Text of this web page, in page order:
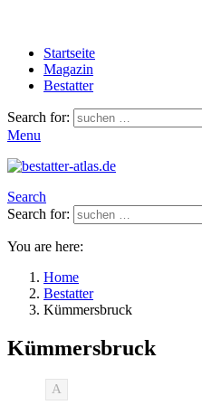
Startseite
Magazin
Bestatter
Search for:
Menu
Search
Search for:
You are here:
Home
Bestatter
Kümmersbruck
Kümmersbruck
A